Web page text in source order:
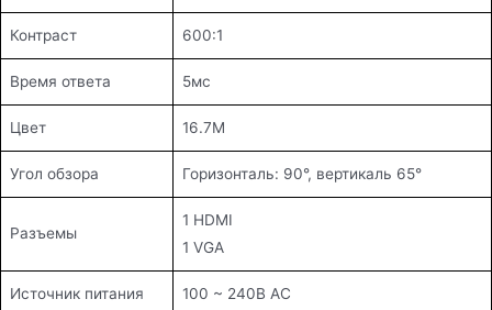
Контраст 600:1
Время ответа 5мс
Цвет 16.7М
Угол обзора Горизонталь: 90°, вертикаль 65°
Разъемы
1 HDMI
1 VGA
Источник питания 100 ~ 240В АС